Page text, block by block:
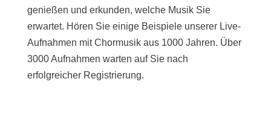
genießen und erkunden, welche Musik Sie
erwartet. Hören Sie einige Beispiele unserer Live-
Aufnahmen mit Chormusik aus 1000 Jahren. Über
3000 Aufnahmen warten auf Sie nach
erfolgreicher Registrierung.